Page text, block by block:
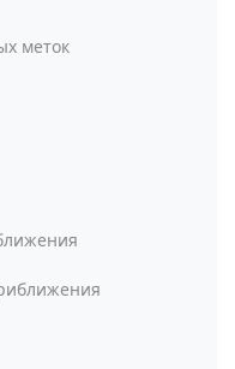
меток